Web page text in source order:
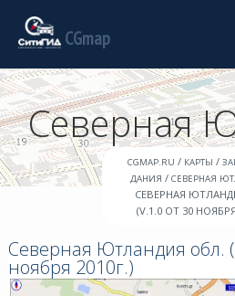
CGmap
Северная
CGMAP.RU / КАРТЫ /
ДАНИЯ / СЕВЕРНАЯ
СЕВЕРНАЯ
(V.1.0 ОТ 30
Северная Ютландия обл.
ноября 2010г.)